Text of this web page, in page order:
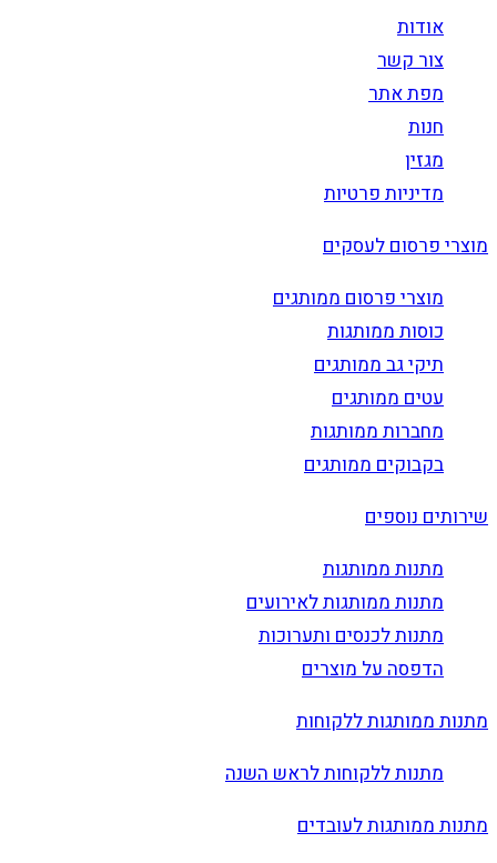
אודות
צור קשר
מפת אתר
חנות
מגזין
מדיניות פרטיות
מוצרי פרסום לעסקים
מוצרי פרסום ממותגים
כוסות ממותגות
תיקי גב ממותגים
עטים ממותגים
מחברות ממותגות
בקבוקים ממותגים
שירותים נוספים
מתנות ממותגות
מתנות ממותגות לאירועים
מתנות לכנסים ותערוכות
הדפסה על מוצרים
מתנות ממותגות ללקוחות
מתנות ללקוחות לראש השנה
מתנות ממותגות לעובדים